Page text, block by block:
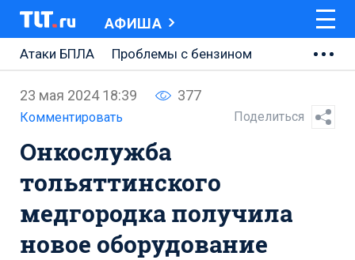
АФИША
Атаки БПЛА
Проблемы с бензином
Ремонт Центральной площади
Ремонт Обводного шоссе
Набережная Тольятти
Неделя Тольятти
23 мая 2024 18:39 377
Комментировать Поделиться
Онкослужба
тольяттинского
медгородка получила
новое оборудование